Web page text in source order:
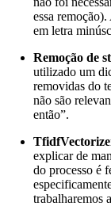
essa
em letra
Remoção de
utilizado um
removidas do
não são
então”.
explicar de
do processo é
trabalharemos